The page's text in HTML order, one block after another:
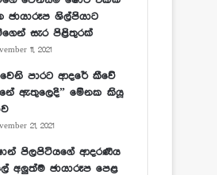
ඡායාරූප ශිල්පියාට
සැර පිළිතුරක්
11, 2021
පාරට ආදරේ කීවේ
ඇතුලෙදි” මේනක කියූ
21, 2021
පිලපිටියගේ ආදරණීය
අලුත්ම ඡායාරූප පෙළ